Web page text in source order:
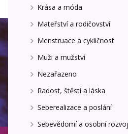
Krása a móda
Mateřství a rodičovství
Menstruace a cykličnost
Muži a mužství
Nezařazeno
Radost, štěstí a láska
Seberealizace a poslání
Sebevědomí a osobní rozvoj